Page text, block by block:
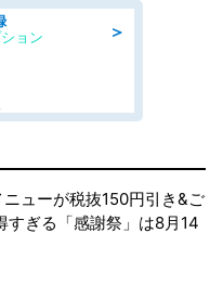
＞
ョン
ニューが税抜150円引き&ご
すぎる「感謝祭」は8月14